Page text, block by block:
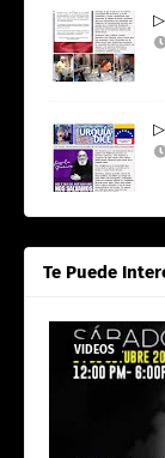
Te Puede
VIDEOS